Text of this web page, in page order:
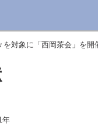
を対象に「西岡茶会」を開
年